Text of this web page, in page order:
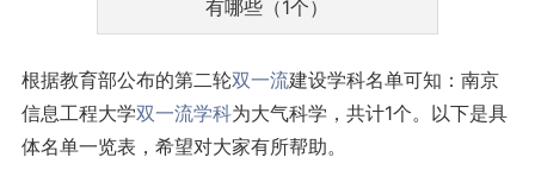
根据教育部公布的第二轮双一流建设学科名单可知：南京
信息工程大学双一流学科为大气科学，共计1个。以下是具
体名单一览表，希望对大家有所帮助。